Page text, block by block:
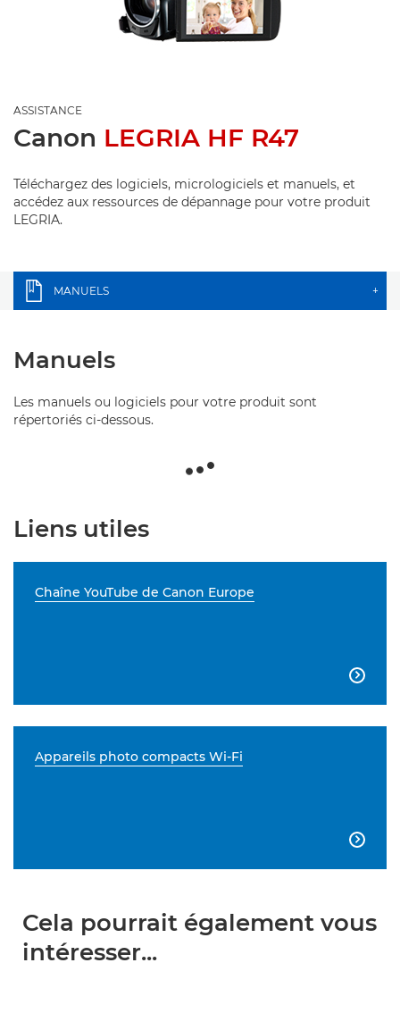
ASSISTANCE
Canon LEGRIA HF R47
Téléchargez des logiciels, micrologiciels et manuels, et
accédez aux ressources de dépannage pour votre produit
LEGRIA.
MANUELS +
Manuels
Les manuels ou logiciels pour votre produit sont
répertoriés ci-dessous.
Liens utiles
Chaîne YouTube de Canon Europe

Appareils photo compacts Wi-Fi

Cela pourrait également vous
intéresser...